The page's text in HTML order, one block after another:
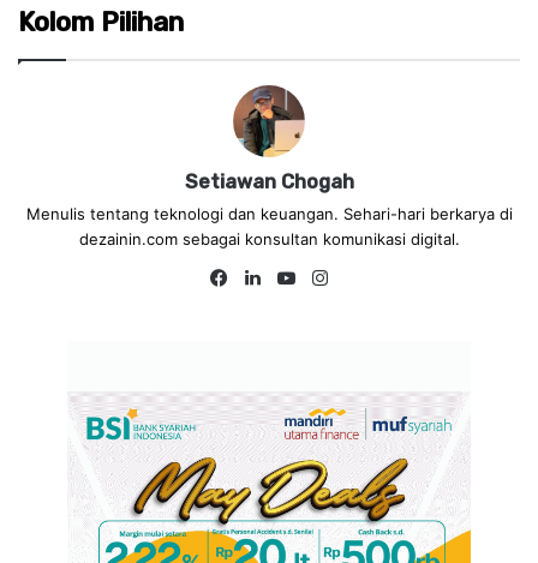
Kolom Pilihan
Setiawan Chogah
Menulis tentang teknologi dan keuangan. Sehari-hari berkarya di
dezainin.com sebagai konsultan komunikasi digital.
Fa
Lin
Yo